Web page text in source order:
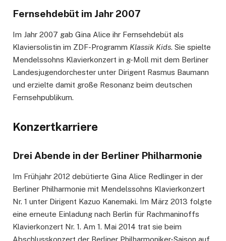
Fernsehdebüt im Jahr 2007
Im Jahr 2007 gab Gina Alice ihr Fernsehdebüt als
Klaviersolistin im ZDF-Programm Klassik Kids. Sie spielte
Mendelssohns Klavierkonzert in g-Moll mit dem Berliner
Landesjugendorchester unter Dirigent Rasmus Baumann
und erzielte damit große Resonanz beim deutschen
Fernsehpublikum.
Konzertkarriere
Drei Abende in der Berliner Philharmonie
Im Frühjahr 2012 debütierte Gina Alice Redlinger in der
Berliner Philharmonie mit Mendelssohns Klavierkonzert
Nr. 1 unter Dirigent Kazuo Kanemaki. Im März 2013 folgte
eine erneute Einladung nach Berlin für Rachmaninoffs
Klavierkonzert Nr. 1. Am 1. Mai 2014 trat sie beim
Abschlusskonzert der Berliner Philharmoniker-Saison auf